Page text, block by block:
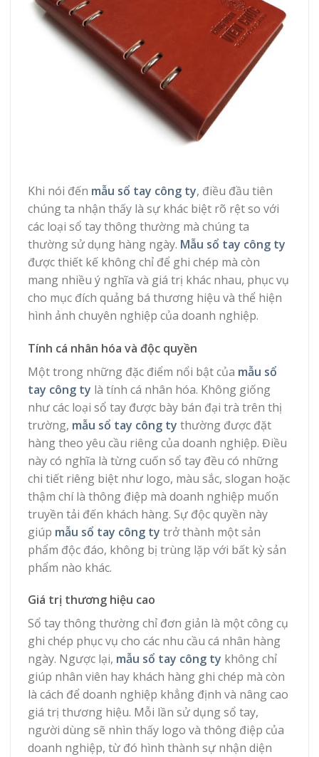
Khi nói đến mẫu sổ tay công ty, điều đầu tiên
chúng ta nhận thấy là sự khác biệt rõ rệt so với
các loại sổ tay thông thường mà chúng ta
thường sử dụng hàng ngày. Mẫu sổ tay công ty
được thiết kế không chỉ để ghi chép mà còn
mang nhiều ý nghĩa và giá trị khác nhau, phục vụ
cho mục đích quảng bá thương hiệu và thể hiện
hình ảnh chuyên nghiệp của doanh nghiệp.
Tính cá nhân hóa và độc quyền
Một trong những đặc điểm nổi bật của mẫu sổ
tay công ty là tính cá nhân hóa. Không giống
như các loại sổ tay được bày bán đại trà trên thị
trường, mẫu sổ tay công ty thường được đặt
hàng theo yêu cầu riêng của doanh nghiệp. Điều
này có nghĩa là từng cuốn sổ tay đều có những
chi tiết riêng biệt như logo, màu sắc, slogan hoặc
thậm chí là thông điệp mà doanh nghiệp muốn
truyền tải đến khách hàng. Sự độc quyền này
giúp mẫu sổ tay công ty trở thành một sản
phẩm độc đáo, không bị trùng lặp với bất kỳ sản
phẩm nào khác.
Giá trị thương hiệu cao
Sổ tay thông thường chỉ đơn giản là một công cụ
ghi chép phục vụ cho các nhu cầu cá nhân hàng
ngày. Ngược lại, mẫu sổ tay công ty không chỉ
giúp nhân viên hay khách hàng ghi chép mà còn
là cách để doanh nghiệp khẳng định và nâng cao
giá trị thương hiệu. Mỗi lần sử dụng sổ tay,
người dùng sẽ nhìn thấy logo và thông điệp của
doanh nghiệp, từ đó hình thành sự nhận diện